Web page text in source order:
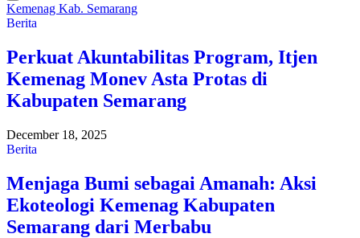
Kemenag Kab. Semarang
Berita
Perkuat Akuntabilitas Program, Itjen
Kemenag Monev Asta Protas di
Kabupaten Semarang
December 18, 2025
Berita
Menjaga Bumi sebagai Amanah: Aksi
Ekoteologi Kemenag Kabupaten
Semarang dari Merbabu